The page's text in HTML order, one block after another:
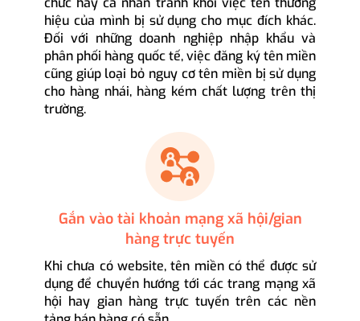
hiệu của mình bị sử dụng cho mục đích khác.
Đối với những doanh nghiệp nhập khẩu và
phân phối hàng quốc tế, việc đăng ký tên miền
cũng giúp loại bỏ nguy cơ tên miền bị sử dụng
cho hàng nhái, hàng kém chất lượng trên thị
trường.
Gắn vào tài khoản mạng xã hội/gian
hàng trực tuyến
Khi chưa có website, tên miền có thể được sử
dụng để chuyển hướng tới các trang mạng xã
hội hay gian hàng trực tuyến trên các nền